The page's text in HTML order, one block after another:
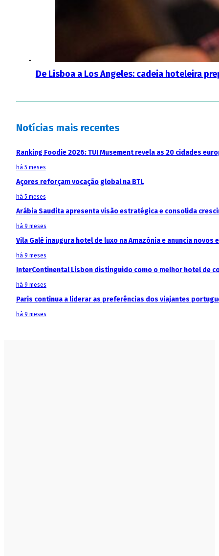
De Lisboa a Los Angeles: cadeia hoteleira
Notícias mais recentes
Ranking Foodie 2026: TUI Musement revela as 20 cidades
há 5 meses
Açores reforçam vocação global na BTL
há 5 meses
Arábia Saudita apresenta visão estratégica e consolida
há 9 meses
Vila Galé inaugura hotel de luxo na Amazónia e anuncia
há 9 meses
InterContinental Lisbon distinguido como o melhor hotel de
há 9 meses
Paris continua a liderar as preferências dos viajantes
há 9 meses